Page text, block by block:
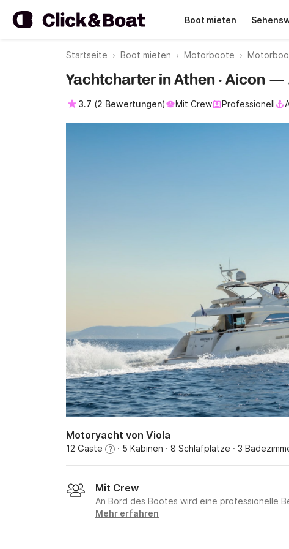
Boot mieten
Startseite Boot mieten Motorboote
Yachtcharter in Athen · Aicon —
3.7 (2 Bewertungen) Mit Crew Professionell
Motoryacht von Viola
12 Gäste ? · 5 Kabinen · 8 Schlafplätze · 3
Mit Crew
An Bord des Bootes wird eine professionelle
Mehr erfahren